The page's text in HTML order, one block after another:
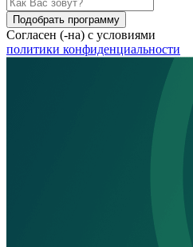
Подобрать программу
Согласен (-на) с условиями
политики конфиденциальности